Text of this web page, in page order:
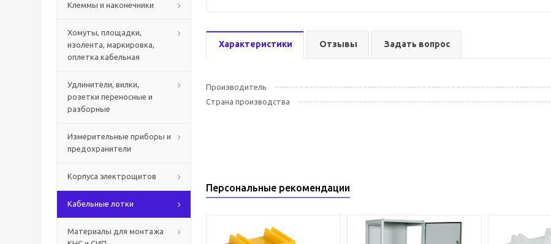
Клеммы и наконечники
Хомуты, площадки,
изолента, маркировка,
оплетка кабельная
Удлинители, вилки,
розетки переносные и
разборные
Измерительные приборы и
предохранители
Корпуса электрощитов
Кабельные лотки
Материалы для монтажа
Характеристики Отзывы Задать вопрос
Производитель
Страна производства
Персональные рекомендации